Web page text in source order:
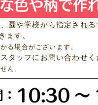
園や学校から指定される
ます。
る場合がございます。
タッフにお問い合わせく
ん。